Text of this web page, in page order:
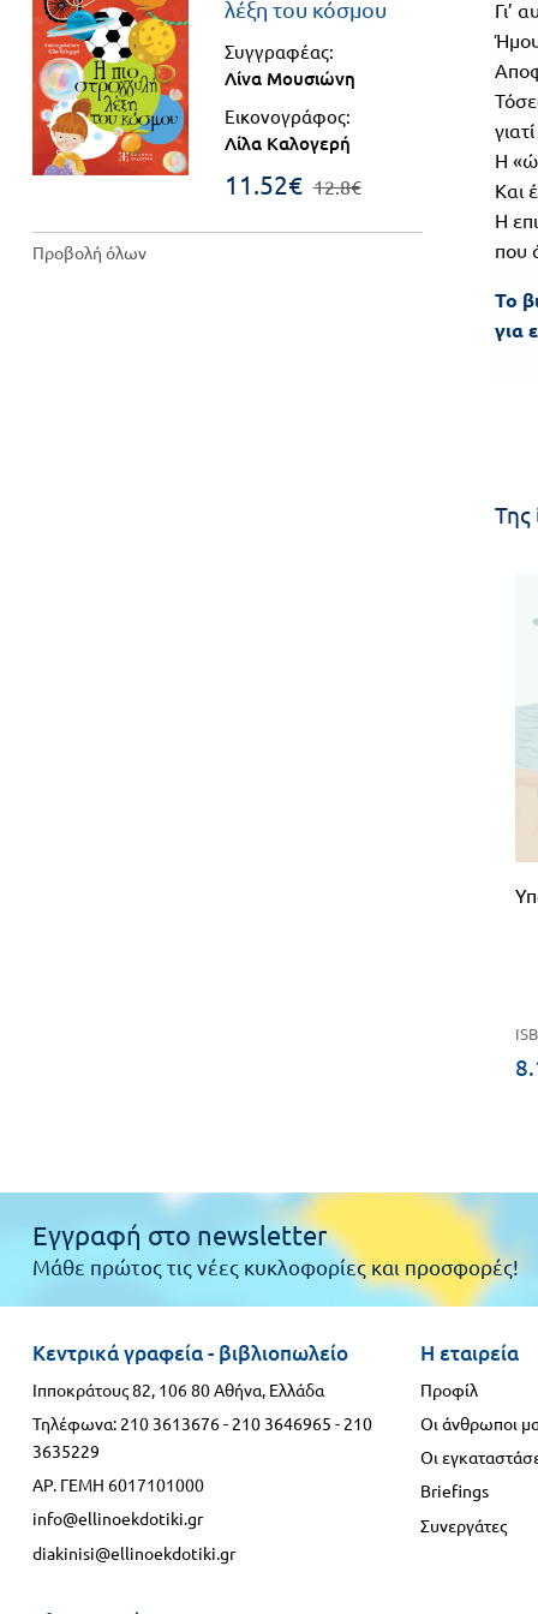
Βιβλιοθήκη
του
εκπαιδευτικού
Πανελλήνιοι
Μαθητικοί
Παζλ και
Γ΄
Τάξη
Ε.ΠΑΛ.
όλο
λέξη του κόσμου
Συγγραφέας:
Λίνα Μουσιώνη
Εικονογράφος:
Λίλα Καλογερή
11.52€ 12.8€
Προβολή όλων
Γι’
Η
Και
Η
που
Το
για
Της
Εγγραφή στο newsletter
Μάθε πρώτος τις νέες κυκλοφορίες και προσφορές!
Κεντρικά γραφεία - βιβλιοπωλείο
Ιπποκράτους 82, 106 80 Αθήνα, Ελλάδα
Τηλέφωνα: 210 3613676- 210 3646965 - 210
3635229
ΑΡ. ΓΕΜΗ 6017101000
info@ellinoekdotiki.gr
diakinisi@ellinoekdotiki.gr
Η εταιρεία
Προφίλ
Οι άνθρωποι
Οι
Briefings
Συνεργάτες